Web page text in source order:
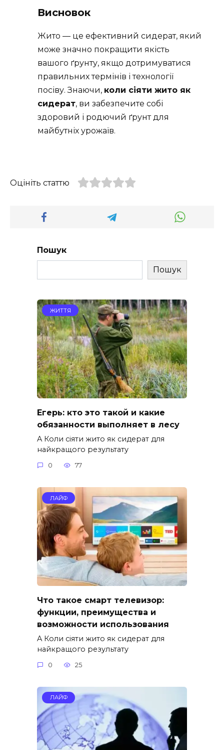
Висновок
Жито — це ефективний сидерат, який
може значно покращити якість
вашого ґрунту, якщо дотримуватися
правильних термінів і технології
посіву. Знаючи, коли сіяти жито як
сидерат, ви забезпечите собі
здоровий і родючий ґрунт для
майбутніх урожаїв.
Оцініть статтю
Пошук
Пошук
ЖИТТЯ
Егерь: кто это такой и какие
обязанности выполняет в лесу
A Коли сіяти жито як сидерат для
найкращого результату
0 77
ЛАЙФ
Что такое смарт телевизор:
функции, преимущества и
возможности использования
A Коли сіяти жито як сидерат для
найкращого результату
0 25
ЛАЙФ